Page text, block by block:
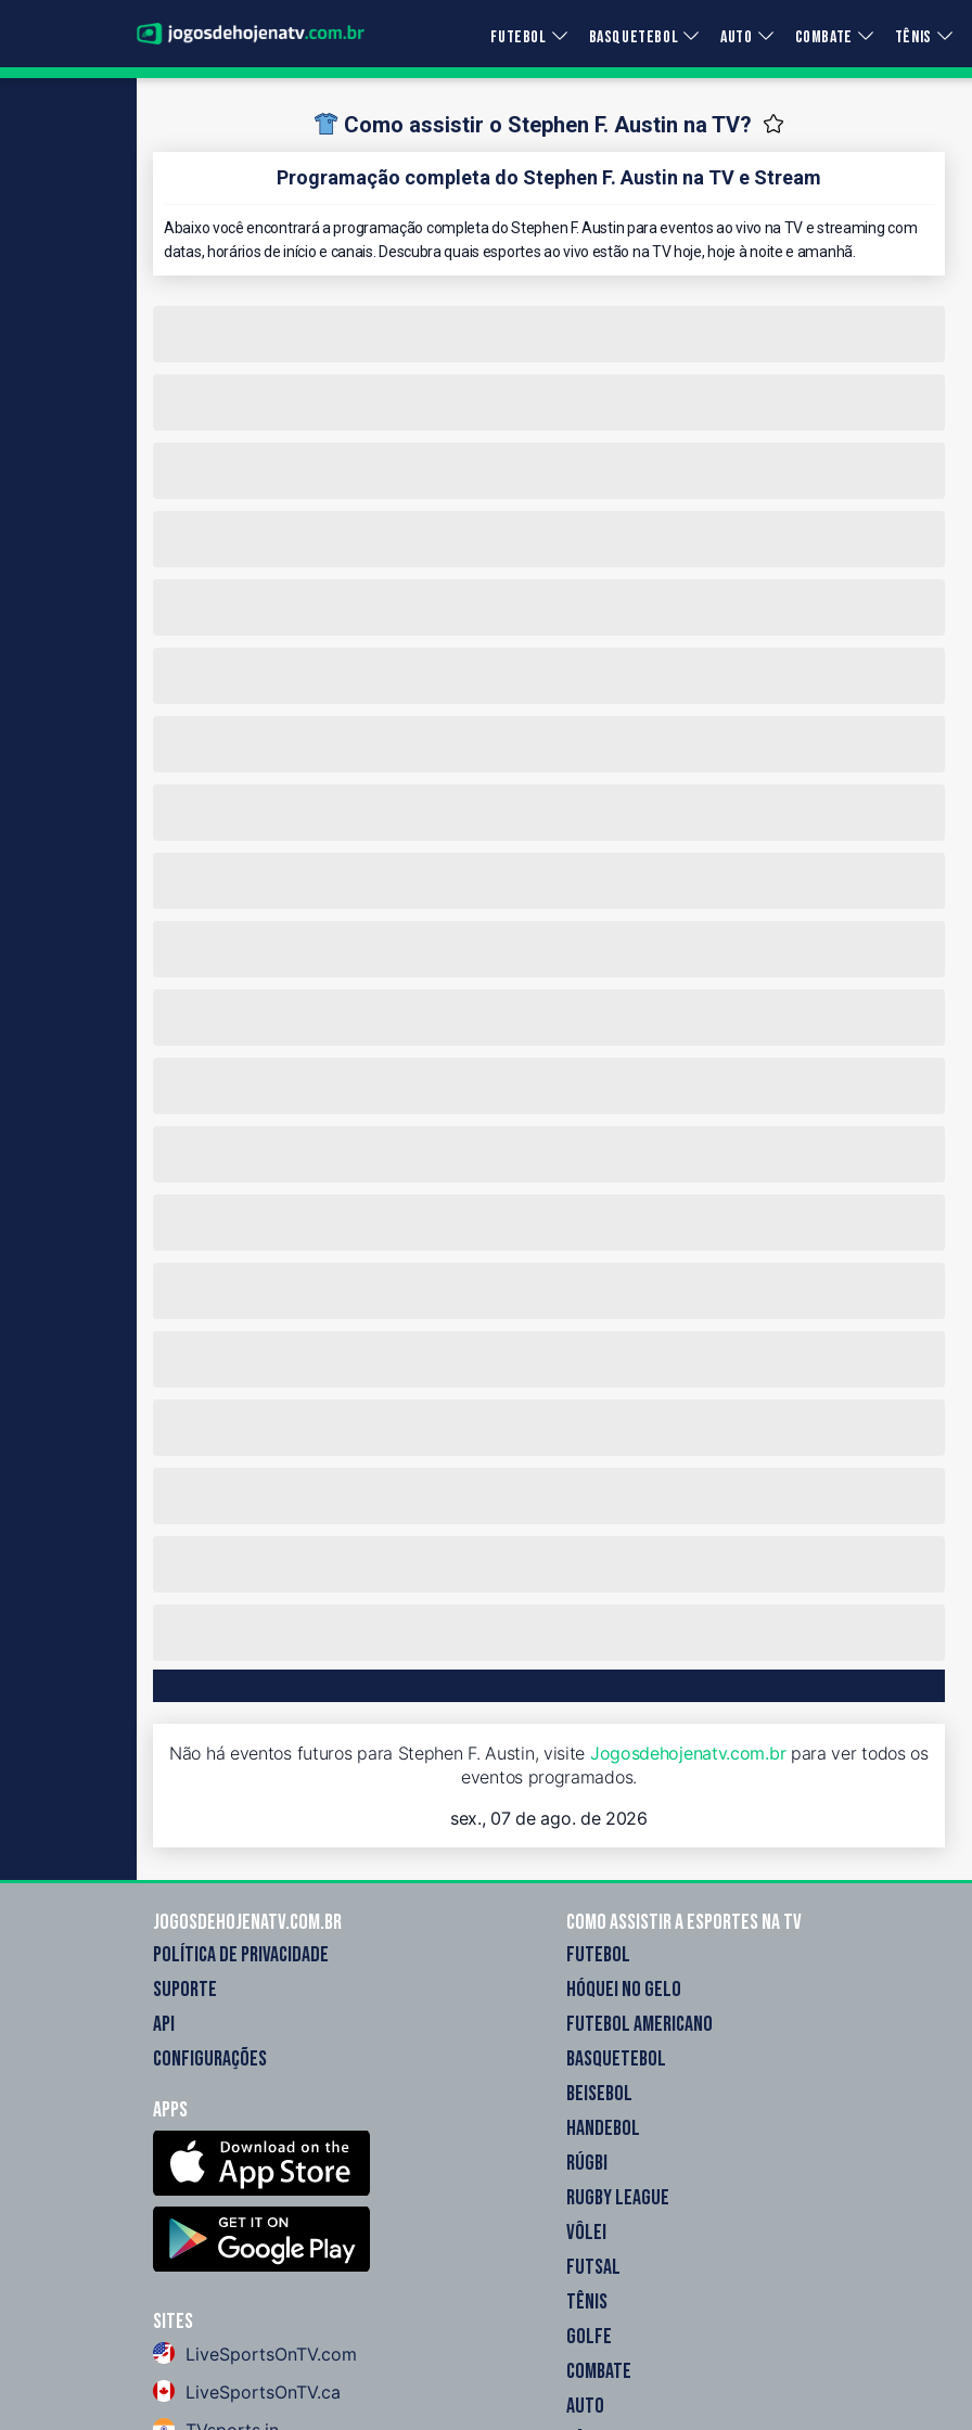
FUTEBOL BASQUETEBOL AUTO COMBATE TÊNIS
Como assistir o Stephen F. Austin na TV?
Programação completa do Stephen F. Austin na TV e Stream
Abaixo você encontrará a programação completa do Stephen F. Austin para eventos ao vivo na TV e streaming com
datas, horários de início e canais. Descubra quais esportes ao vivo estão na TV hoje, hoje à noite e amanhã.
Não há eventos futuros para Stephen F. Austin, visite Jogosdehojenatv.com.brpara ver todos os
eventos programados.
sex., 07 de ago. de 2026
Jogosdehojenatv.com.br
POLÍTICA DE PRIVACIDADE
SUPORTE
API
CONFIGURAÇÕES
Apps
Sites
LiveSportsOnTV.com
LiveSportsOnTV.ca
Como assistir a esportes na TV
FUTEBOL
HÓQUEI NO GELO
FUTEBOL AMERICANO
BASQUETEBOL
BEISEBOL
HANDEBOL
RÚGBI
RUGBY LEAGUE
VÔLEI
FUTSAL
TÊNIS
GOLFE
COMBATE
AUTO